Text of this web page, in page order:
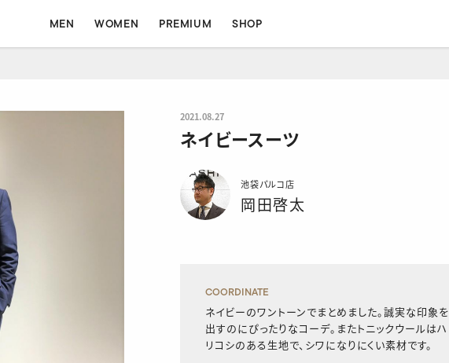
MEN WOMEN PREMIUM SHOP
2021.08.27
ネイビースーツ
池袋パルコ店
岡田啓太
COORDINATE
ネイビーのワントーンでまとめました。誠実な印象を
出すのにぴったりなコーデ。またトニックウールはハ
リコシのある生地で、シワになりにくい素材です。